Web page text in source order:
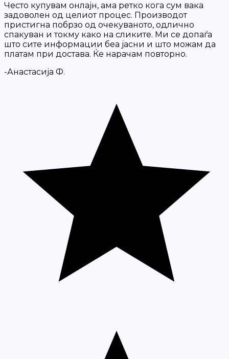
Често купувам онлајн, ама ретко кога сум вака
задоволен од целиот процес. Производот
пристигна побрзо од очекуваното, одлично
спакуван и токму како на сликите. Ми се допаѓа
што сите информации беа јасни и што можам да
платам при достава. Ќе нарачам повторно.
-Анастасија Ф.